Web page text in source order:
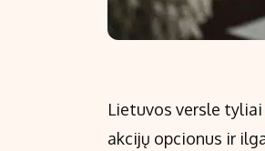
Lietuvos versle
akcijų opcionus ir